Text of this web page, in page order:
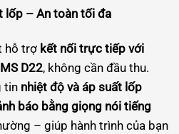
lốp – An toàn tối đa
hỗ trợ kết nối trực tiếp với
D22, không cần đầu thu.
tin nhiệt độ và áp suất lốp
báo bằng giọng nói tiếng
– giúp hành trình của bạn